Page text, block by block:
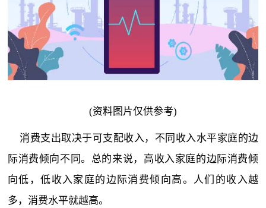
(资料图片仅供参考)
消费支出取决于可支配收入，不同收入水平家庭的边
际消费倾向不同。总的来说，高收入家庭的边际消费倾
向低，低收入家庭的边际消费倾向高。人们的收入越
多，消费水平就越高。